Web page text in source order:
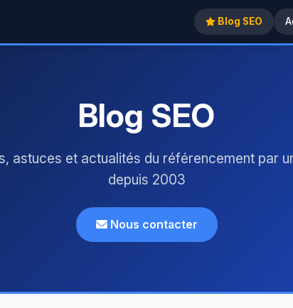
Blog SEO
Blog SEO
astuces et actualités du référencement par
depuis 2003
Nous contacter